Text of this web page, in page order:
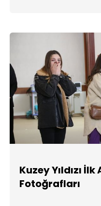
Kuzey Yıldızı
Fotoğrafları